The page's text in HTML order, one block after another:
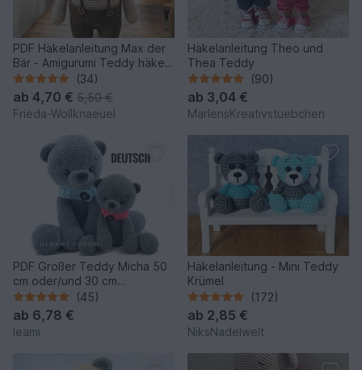
PDF Häkelanleitung Max der
Bär - Amigurumi Teddy häkeln
mit Schal und Hose
(34)
ab 4,70 € 5,50 €
Frieda-Wollknaeuel
Häkelanleitung Theo und
Thea Teddy
(90)
ab 3,04 €
MarlensKreativstuebchen
PDF Großer Teddy Micha 50
cm oder/und 30 cm
Häkelanleitung Amigurumi
(45)
ab 6,78 €
leami
Häkelanleitung - Mini Teddy
Krümel
(172)
ab 2,85 €
NiksNadelwelt